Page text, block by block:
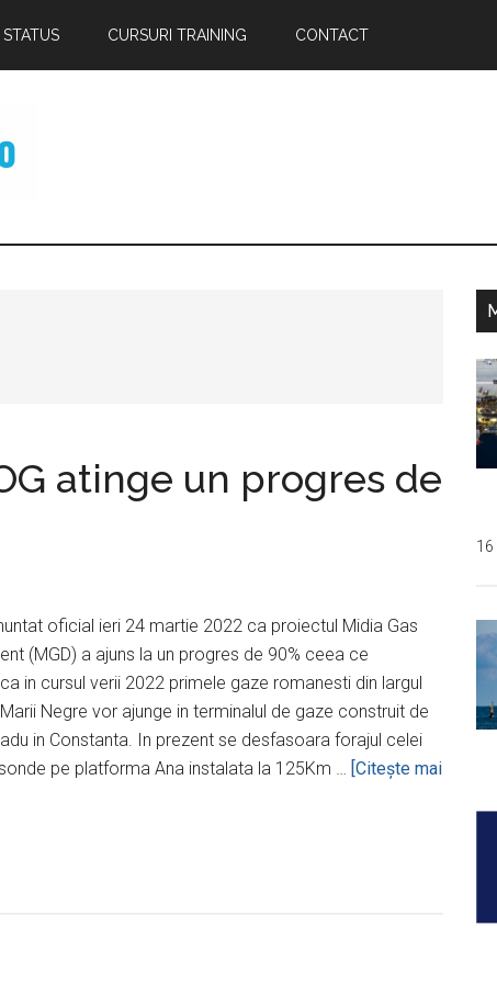
STATUS CURSURI TRAINING CONTACT
atinge un progres de
oficial ieri 24 martie 2022 ca proiectul Midia Gas
(MGD) a ajuns la un progres de 90% ceea ce
in cursul verii 2022 primele gaze romanesti din largul
Negre vor ajunge in terminalul de gaze construit de
in Constanta. In prezent se desfasoara forajul celei
pe platforma Ana instalata la 125Km … [Citeşte mai
16